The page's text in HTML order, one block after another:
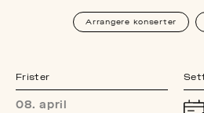
Arrangere konserter
Frister
08. april